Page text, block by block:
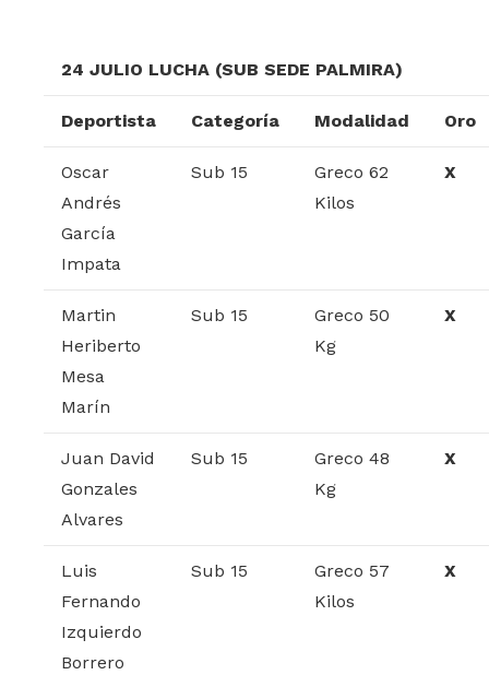
24 JULIO LUCHA (SUB SEDE PALMIRA)
Deportista Categoría Modalidad Oro
Oscar
Andrés
García
Impata
Sub 15
Greco 62
Kilos
X
Martin
Heriberto
Mesa
Marín
Sub 15
Greco 50
Kg
X
Juan David
Gonzales
Alvares
Sub 15
Greco 48
Kg
X
Luis
Fernando
Izquierdo
Borrero
Sub 15
Greco 57
Kilos
X